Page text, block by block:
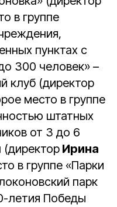
в группе
пунктах с
300 человек» –
клуб (директор
место в группе
штатных
от 3 до 6
Ирина
в группе «Парки
парк
летия Победы